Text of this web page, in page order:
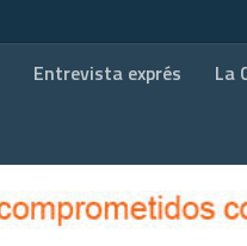
Entrevista exprés La